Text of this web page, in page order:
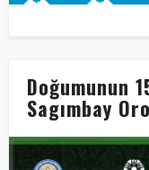
Doğumunun
Sagımbay